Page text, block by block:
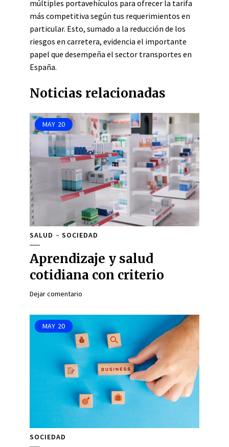
múltiples portavehículos para ofrecer la tarifa
más competitiva según tus requerimientos en
particular. Esto, sumado a la reducción de los
riesgos en carretera, evidencia el importante
papel que desempeña el sector transportes en
España.
Noticias relacionadas
MAY 20
SALUD SOCIEDAD
Aprendizaje y salud
cotidiana con criterio
Dejar comentario
MAY 20
SOCIEDAD